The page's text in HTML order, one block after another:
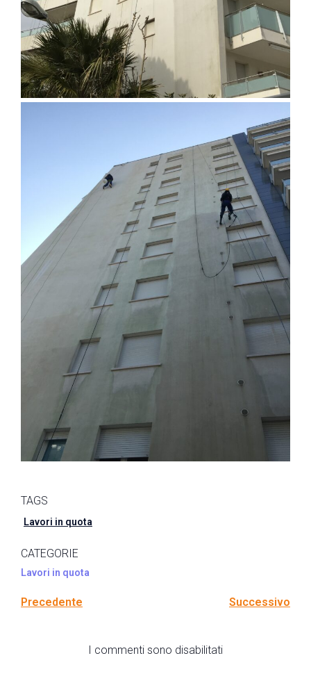
TAGS
Lavori in quota
CATEGORIE
Lavori in quota
Precedente Successivo
I commenti sono disabilitati